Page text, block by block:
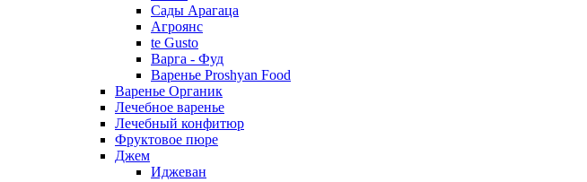
Сады Арагаца
Агроянс
te Gusto
Варга - Фуд
Варенье Proshyan Food
Варенье Органик
Лечебное варенье
Лечебный конфитюр
Фруктовое пюре
Джем
Иджеван